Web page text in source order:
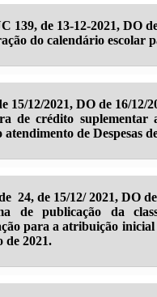
139, de 13-12-2021, DO
do calendário escolar
15/12/2021, DO de 16/12/
de crédito suplementar
atendimento de Despesas
24, de 15/12/ 2021, DO
de publicação da
para a atribuição
de 2021.